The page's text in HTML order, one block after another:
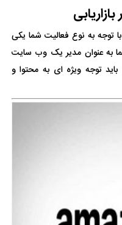
توجه به نوع فعالیت شما یکی
به عنوان مدیر یک وب سایت
توجه ویژه ای به محتوا و